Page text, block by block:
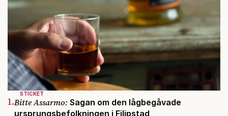
STICKET
1.Bitte Assarmo: Sagan om den lågbegåvade
ursprungsbefolkningen i Filipstad